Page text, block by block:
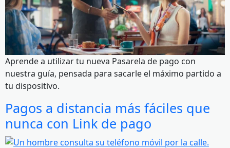
Aprende a utilizar tu nueva Pasarela de pago con
nuestra guía, pensada para sacarle el máximo partido a
tu dispositivo.
Pagos a distancia más fáciles que
nunca con Link de pago